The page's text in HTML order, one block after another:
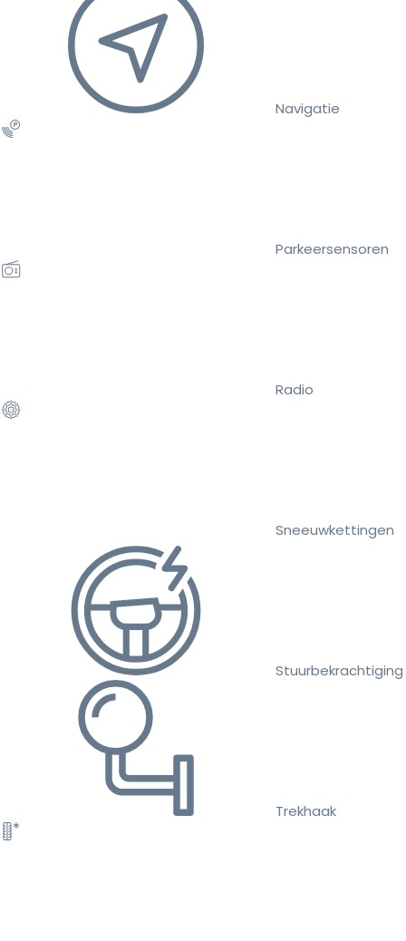
Navigatie
Parkeersensoren
Radio
Sneeuwkettingen
Stuurbekrachtiging
Trekhaak